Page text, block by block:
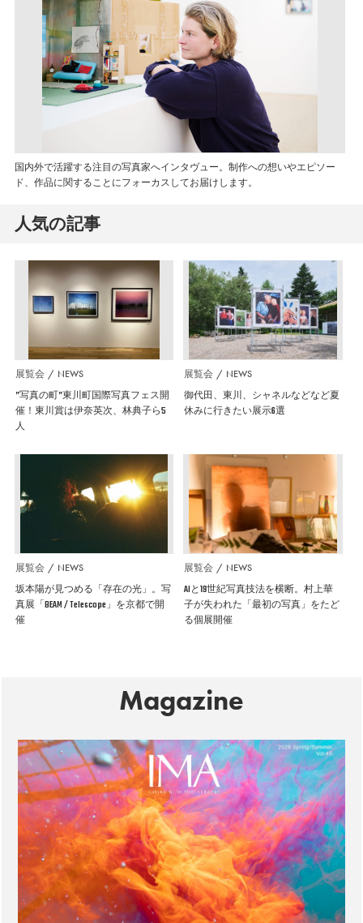
国内外で活躍する注目の写真家へインタヴュー。制作への想いやエピソー
ド、作品に関することにフォーカスしてお届けします。
人気の記事
展覧会 NEWS
”写真の町”東川町国際写真フェス開
催！東川賞は伊奈英次、林典子ら5
人
展覧会 NEWS
御代田、東川、シャネルなどなど夏
休みに行きたい展示6選
展覧会 NEWS
坂本陽が見つめる「存在の光」。写
真展「BEAM / Telescope」を京都で開
催
展覧会 NEWS
AIと19世紀写真技法を横断。村上華
子が失われた「最初の写真」をたど
る個展開催
Magazine